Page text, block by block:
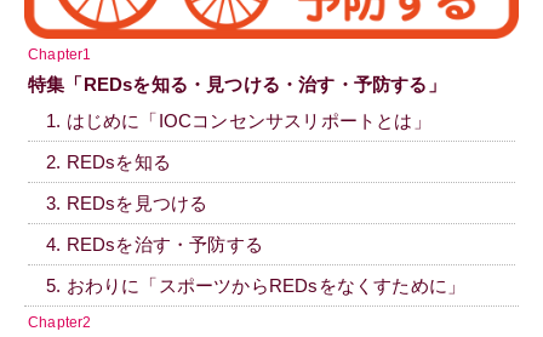
Chapter1
特集「REDsを知る・見つける・治す・予防する」
1. はじめに「IOCコンセンサスリポートとは」
2. REDsを知る
3. REDsを見つける
4. REDsを治す・予防する
5. おわりに「スポーツからREDsをなくすために」
Chapter2